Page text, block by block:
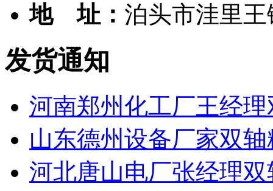
地 址： 泊头市洼里
发货通知
河南郑州化工厂王经
山东德州设备厂家双
河北唐山电厂张经理